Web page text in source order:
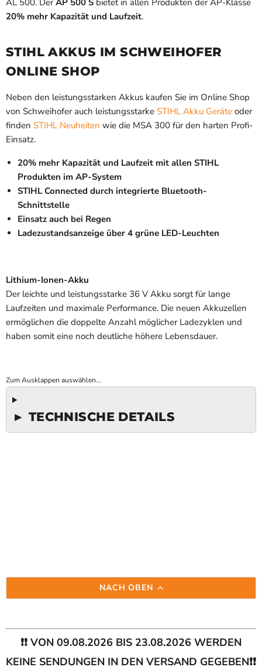
AL 500. DerAP 500 S bietet in allen Produkten der AP-Klasse
20% mehr Kapazität und Laufzeit.
STIHL AKKUS IM SCHWEIHOFER
ONLINE SHOP
Neben den leistungsstarken Akkus kaufen Sie im Online Shop
von Schweihofer auch leistungsstarke STIHL Akku Geräte oder
finden STIHL Neuheiten wie die MSA 300 für den harten Profi-
Einsatz.
20% mehr Kapazität und Laufzeit mit allen STIHL
Produkten im AP-System
STIHL Connected durch integrierte Bluetooth-
Schnittstelle
Einsatz auch bei Regen
Ladezustandsanzeige über 4 grüne LED-Leuchten
Lithium-Ionen-Akku
Der leichte und leistungsstarke 36 V Akku sorgt für lange
Laufzeiten und maximale Performance. Die neuen Akkuzellen
ermöglichen die doppelte Anzahl möglicher Ladezyklen und
haben somit eine noch deutliche höhere Lebensdauer.
Zum Ausklappen auswählen...
► TECHNISCHE DETAILS
NACH OBEN
❗❗ VON 09.08.2026 BIS 23.08.2026 WERDEN
KEINE SENDUNGEN IN DEN VERSAND GEGEBEN❗❗